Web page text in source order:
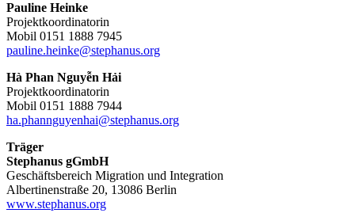
Pauline Heinke
Projektkoordinatorin
Mobil 0151 1888 7945
pauline.heinke@stephanus.org
Hà Phan Nguyễn Hải
Projektkoordinatorin
Mobil 0151 1888 7944
ha.phannguyenhai@stephanus.org
Träger
Stephanus gGmbH
Geschäftsbereich Migration und Integration
Albertinenstraße 20, 13086 Berlin
www.stephanus.org